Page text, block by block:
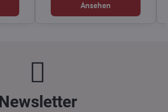
Ansehen
Newsletter